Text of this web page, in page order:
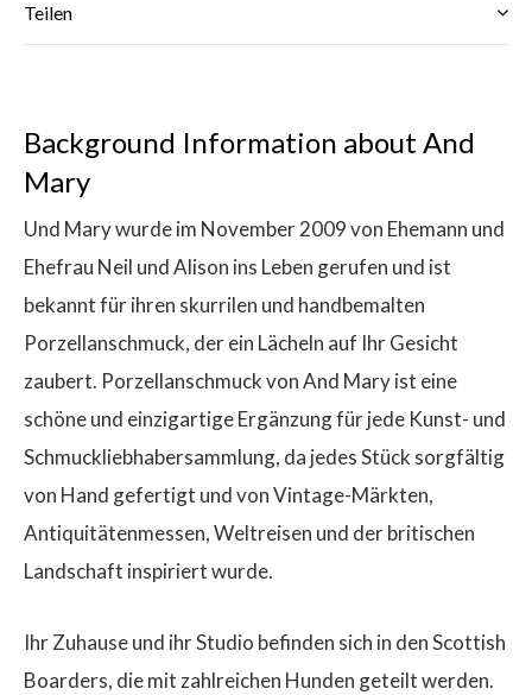
Teilen
Background Information about And
Mary
Und Mary wurde im November 2009 von Ehemann und
Ehefrau Neil und Alison ins Leben gerufen und ist
bekannt für ihren skurrilen und handbemalten
Porzellanschmuck, der ein Lächeln auf Ihr Gesicht
zaubert. Porzellanschmuck von And Mary ist eine
schöne und einzigartige Ergänzung für jede Kunst- und
Schmuckliebhabersammlung, da jedes Stück sorgfältig
von Hand gefertigt und von Vintage-Märkten,
Antiquitätenmessen, Weltreisen und der britischen
Landschaft inspiriert wurde.
Ihr Zuhause und ihr Studio befinden sich in den Scottish
Boarders, die mit zahlreichen Hunden geteilt werden.